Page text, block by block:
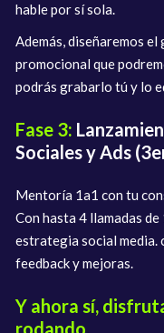
hable por sí sola.
Además, diseñaremos
promocional que
podrás grabarlo tú y lo
Fase 3:
Sociales y Ads
Mentoría 1a1 con tu
Con hasta 4 llamadas
estrategia social media.
feedback y mejoras.
Y ahora sí,